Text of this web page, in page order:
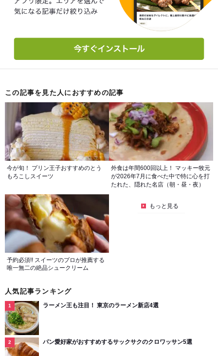
この記事を見た人におすすめの記事
今が旬！ プリン王子おすすめのとう
もろこしスイーツ
外食は年間600回以上！ マッキー牧元
が2026年7月に食べた中で特に心を打
たれた、隠れた名店（朝・昼・夜）
予約必須!! スイーツのプロが推薦する
唯一無二の絶品シュークリーム
もっと見る
人気記事ランキング
ラーメン王も注目！ 東京のラーメン新店4選
パン愛好家がおすすめするサックサクのクロワッサン5選